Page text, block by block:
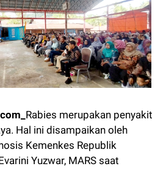
Rabies merupakan penyakit
Hal ini disampaikan oleh
Kemenkes Republik
Yuzwar, MARS saat